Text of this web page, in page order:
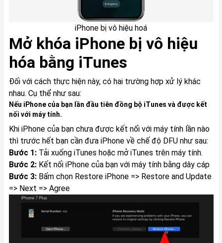
iPhone bị vô hiệu hoá
Mở khóa iPhone bị vô hiệu
hóa bằng iTunes
Đối với cách thực hiện này, có hai trường hợp xử lý khác
nhau. Cụ thể như sau:
Nếu iPhone của bạn lần đầu tiên đồng bộ iTunes và được kết
nối với máy tính.
Khi iPhone của bạn chưa được kết nối với máy tính lần nào
thì trước hết bạn cần đưa iPhone về chế độ DFU như sau:
Bước 1:Tải xuống iTunes hoặc mở iTunes trên máy tính.
Bước 2:Kết nối iPhone của bạn với máy tính bằng dây cáp
Bước 3:Bấm chọn Restore iPhone => Restore and Update
=> Next => Agree